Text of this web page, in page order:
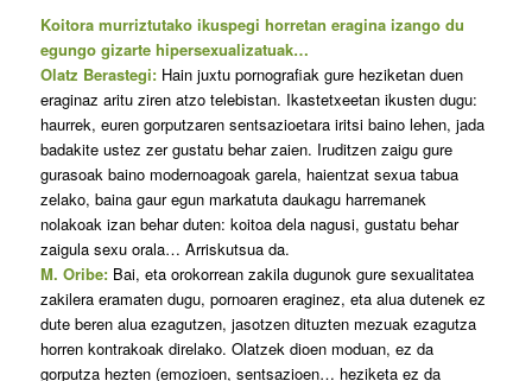
Koitora murriztutako ikuspegi horretan eragina izango du
egungo gizarte hipersexualizatuak…
Olatz Berastegi:Hain juxtu pornografiak gure heziketan duen
eraginaz aritu ziren atzo telebistan. Ikastetxeetan ikusten dugu:
haurrek, euren gorputzaren sentsazioetara iritsi baino lehen, jada
badakite ustez zer gustatu behar zaien. Iruditzen zaigu gure
gurasoak baino modernoagoak garela, haientzat sexua tabua
zelako, baina gaur egun markatuta daukagu harremanek
nolakoak izan behar duten: koitoa dela nagusi, gustatu behar
zaigula sexu orala… Arriskutsua da.
M. Oribe:Bai, eta orokorrean zakila dugunok gure sexualitatea
zakilera eramaten dugu, pornoaren eraginez, eta alua dutenek ez
dute beren alua ezagutzen, jasotzen dituzten mezuak ezagutza
horren kontrakoak direlako. Olatzek dioen moduan, ez da
gorputza hezten (emozioen, sentsazioen… heziketa ez da